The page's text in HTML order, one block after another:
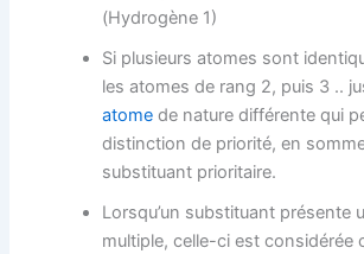
(Hydrogène 1)
Si plusieurs atomes sont
les atomes de rang 2, puis 3 ..
atome de nature différente qui
distinction de priorité, en
substituant prioritaire.
Lorsqu’un substituant présente
multiple, celle-ci est considérée